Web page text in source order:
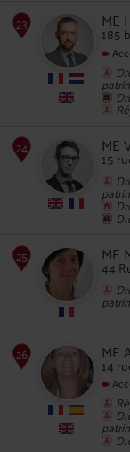
22
23
ME
185
ME
15
ME
44
ME
14